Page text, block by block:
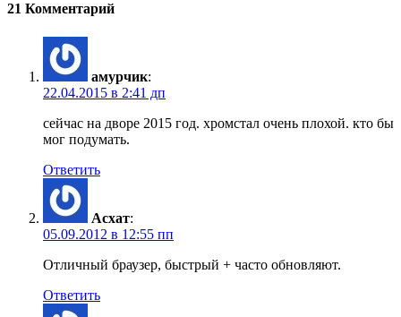
21 Комментарий
амурчик:
22.04.2015 в 2:41 дп
сейчас на дворе 2015 год. хромстал очень плохой. кто бы
мог подумать.
Ответить
Асхат:
05.09.2012 в 12:55 пп
Отличный браузер, быстрый + часто обновляют.
Ответить